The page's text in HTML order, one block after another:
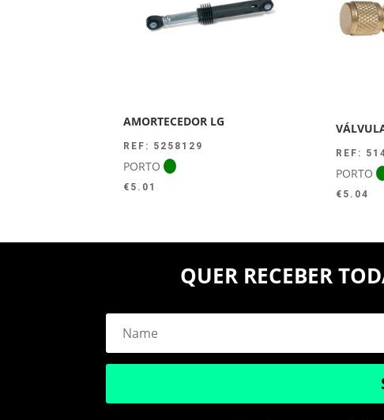
AMORTECEDOR LG
REF: 5258129
PORTO
€ 5.01
REF:
PORTO
€ 5.04
QUER RECEBER